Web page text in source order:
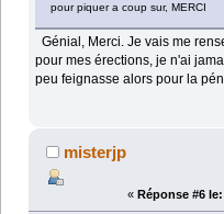
pour piquer a coup sur, MERCI
Génial, Merci. Je vais me
pour mes érections, je n'ai
peu feignasse alors pour la
misterjp
« Réponse #6 le: